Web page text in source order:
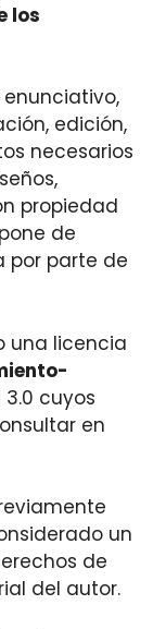
los
edición,
necesarios
propiedad
de
por parte de
una licencia
3.0 cuyos
en
un
de
del autor.